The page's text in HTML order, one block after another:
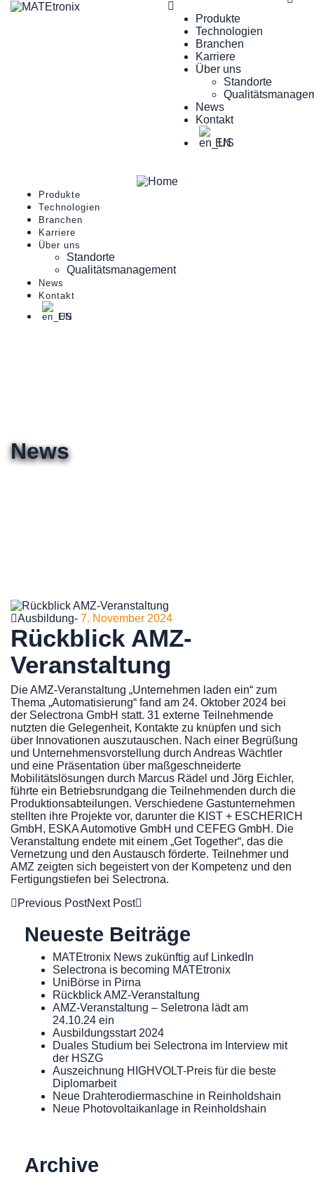
Produkte
Technologien
Branchen
Karriere
Über uns
Standorte
News
Kontakt
EN
Produkte
Technologien
Branchen
Karriere
Über uns
Standorte
Qualitätsmanagement
News
Kontakt
EN
News
Ausbildung- 7. November 2024
Rückblick AMZ-
Veranstaltung
Die AMZ-Veranstaltung „Unternehmen laden ein“ zum
Thema „Automatisierung“ fand am 24. Oktober 2024 bei
der Selectrona GmbH statt. 31 externe Teilnehmende
nutzten die Gelegenheit, Kontakte zu knüpfen und sich
über Innovationen auszutauschen. Nach einer Begrüßung
und Unternehmensvorstellung durch Andreas Wächtler
und eine Präsentation über maßgeschneiderte
Mobilitätslösungen durch Marcus Rädel und Jörg Eichler,
führte ein Betriebsrundgang die Teilnehmenden durch die
Produktionsabteilungen. Verschiedene Gastunternehmen
stellten ihre Projekte vor, darunter die KIST + ESCHERICH
GmbH, ESKA Automotive GmbH und CEFEG GmbH. Die
Veranstaltung endete mit einem „Get Together“, das die
Vernetzung und den Austausch förderte. Teilnehmer und
AMZ zeigten sich begeistert von der Kompetenz und den
Fertigungstiefen bei Selectrona.
Previous PostNext Post
Neueste Beiträge
MATEtronix News zukünftig auf LinkedIn
Selectrona is becoming MATEtronix
UniBörse in Pirna
Rückblick AMZ-Veranstaltung
AMZ-Veranstaltung – Seletrona lädt am
24.10.24 ein
Ausbildungsstart 2024
Duales Studium bei Selectrona im Interview mit
der HSZG
Auszeichnung HIGHVOLT-Preis für die beste
Diplomarbeit
Neue Drahterodiermaschine in Reinholdshain
Neue Photovoltaikanlage in Reinholdshain
Archive